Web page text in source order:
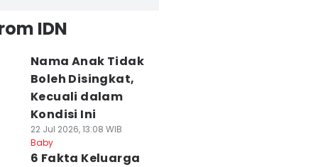
IDN
Nama Anak Tidak
Boleh Disingkat,
Kecuali dalam
Kondisi Ini
22 Jul 2026, 13:08 WIB
Baby
6 Fakta Keluarga